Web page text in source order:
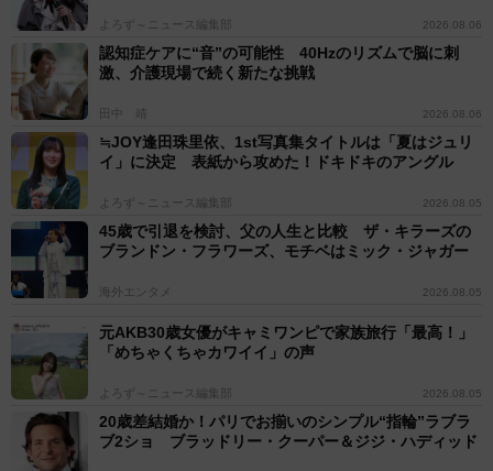
よろず～ニュース編集部 2026.08.06
認知症ケアに“音”の可能性 40Hzのリズムで脳に刺
激、介護現場で続く新たな挑戦
田中 靖 2026.08.06
≒JOY逢田珠里依、1st写真集タイトルは「夏はジュリ
イ」に決定 表紙から攻めた！ドキドキのアングル
よろず～ニュース編集部 2026.08.05
45歳で引退を検討、父の人生と比較 ザ・キラーズの
ブランドン・フラワーズ、モチベはミック・ジャガー
海外エンタメ 2026.08.05
元AKB30歳女優がキャミワンピで家族旅行「最高！」
「めちゃくちゃカワイイ」の声
よろず～ニュース編集部 2026.08.05
20歳差結婚か！パリでお揃いのシンプル“指輪”ラブラ
ブ2ショ ブラッドリー・クーパー＆ジジ・ハディッド